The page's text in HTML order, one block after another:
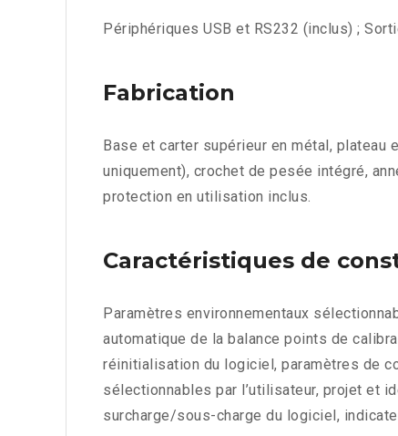
Périphériques USB et RS232 (inclus) ;
Fabrication
Base et carter supérieur en métal, plateau
uniquement), crochet de pesée intégré,
protection en utilisation inclus.
Caractéristiques de
Paramètres environnementaux
automatique de la balance points de
réinitialisation du logiciel, paramètres de
sélectionnables par l’utilisateur, projet et
surcharge/sous-charge du logiciel,